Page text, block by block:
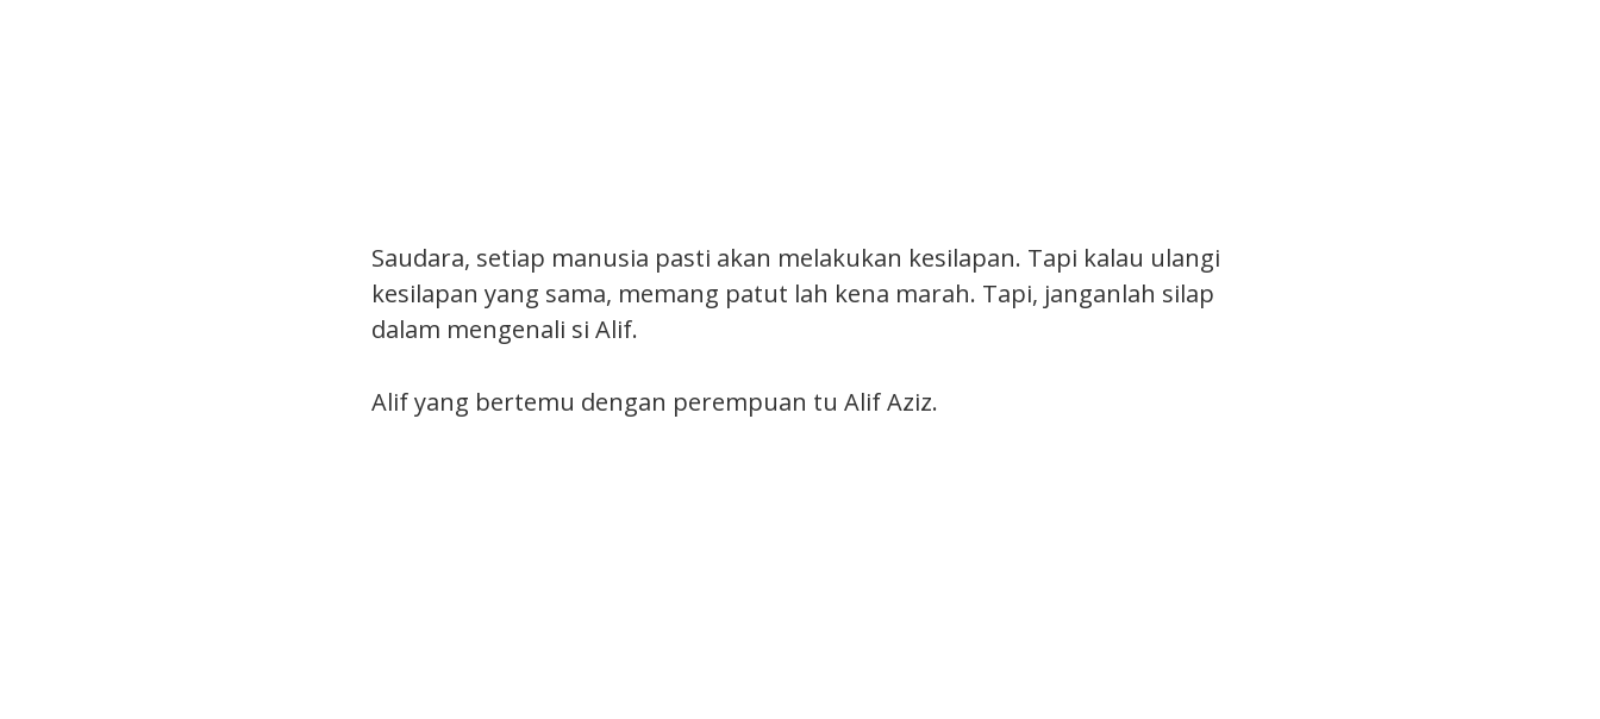
Saudara, setiap manusia pasti akan melakukan kesilapan. Tapi kalau ulangi
kesilapan yang sama, memang patut lah kena marah. Tapi, janganlah silap
dalam mengenali si Alif.
Alif yang bertemu dengan perempuan tu Alif Aziz.